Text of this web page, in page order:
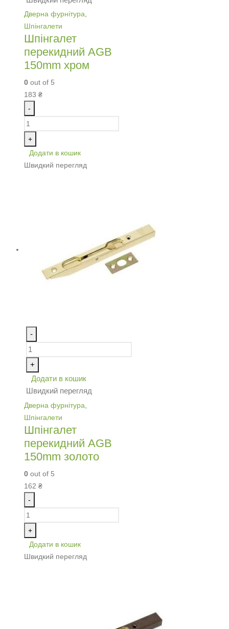
Дверна фурнітура,
Шпінгалети
Шпінгалет
перекидний AGB
150mm хром
0 out of 5
183 ₴
-
+
Додати в кошик
Швидкий перегляд
-
+
Додати в кошик
Швидкий перегляд
Дверна фурнітура
Шпінгалети
Шпінгалет
перекидний AGB
150mm золото
0 out of 5
162 ₴
-
+
Додати в кошик
Швидкий перегляд